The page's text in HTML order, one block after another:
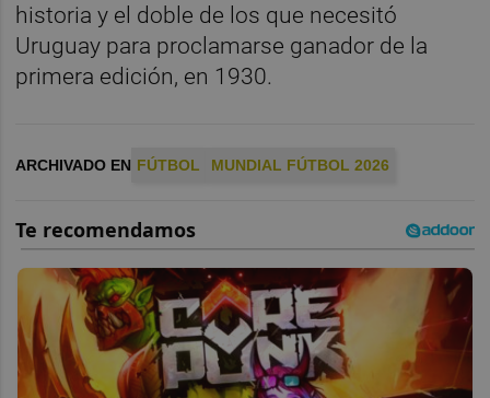
historia y el doble de los que necesitó
Uruguay para proclamarse ganador de la
primera edición, en 1930.
ARCHIVADO EN FÚTBOL MUNDIAL FÚTBOL 2026